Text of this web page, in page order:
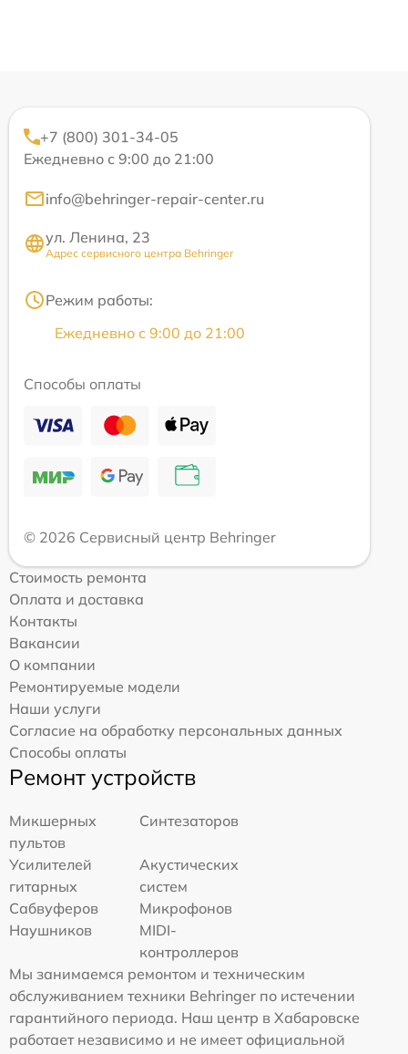
+7 (800) 301-34-05
Ежедневно с 9:00 до 21:00
info@behringer-repair-center.ru
ул. Ленина, 23
Адрес сервисного центра Behringer
Режим работы:
Ежедневно с 9:00 до 21:00
Способы оплаты
© 2026 Сервисный центр Behringer
Стоимость ремонта
Оплата и доставка
Контакты
Вакансии
О компании
Ремонтируемые модели
Наши услуги
Согласие на обработку персональных данных
Способы оплаты
Ремонт устройств
Микшерных
пультов
Синтезаторов
Усилителей
гитарных
Акустических
систем
Сабвуферов
Микрофонов
Наушников
MIDI-
контроллеров
Мы занимаемся ремонтом и техническим
обслуживанием техники Behringer по истечении
гарантийного периода. Наш центр в Хабаровске
работает независимо и не имеет официальной